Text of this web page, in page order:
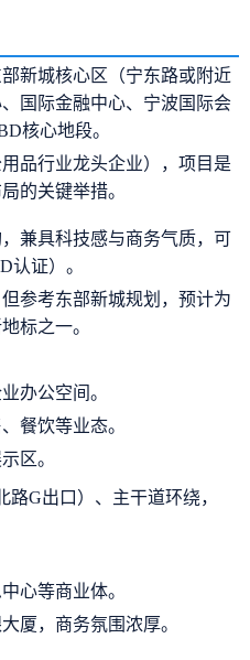
新城核心区（宁东路或附近
国际金融中心、宁波国际会
核心地段。
品行业龙头企业），项目是
的关键举措。
兼具科技感与商务气质，可
认证）。
参考东部新城规划，预计为
标之一。
办公空间。
餐饮等业态。
区。
G出口）、主干道环绕，
心等商业体。
厦，商务氛围浓厚。